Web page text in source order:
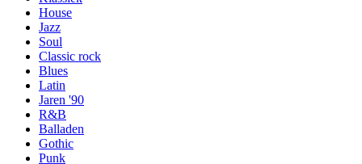
House
Jazz
Soul
Classic rock
Blues
Latin
Jaren '90
R&B
Balladen
Gothic
Punk